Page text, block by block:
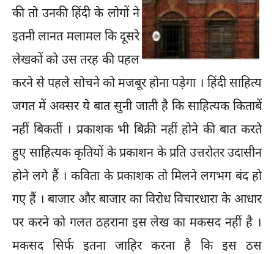
की तो उनकी हिंदी के लोगों ने
इतनी लानत मलामल कि दूसरे
लेखकों को उस तरह की पहल
करने से पहले सोचने को मजबूर होना पड़ेगा । हिंदी साहित्य
जगत में अक्सर ये बात सुनी जाती है कि साहित्यक किताबें
नहीं बिकतीं । प्रकाशक भी बिक्री नहीं होने की बात करते
हुए साहित्यक कृतियों के प्रकाशन के प्रति उत्तरोतर उदासीन
होने लगे हैं । कविता के प्रकाशक तो मिलने लगभग बंद हो
गए हैं । बाजार और बाजार का विरोध विचारधारा के आधार
पर करने को गलत ठहराना इस लेख का मकसद नहीं है ।
मकसद सिर्फ इतना जाहिर करना है कि इस ठस